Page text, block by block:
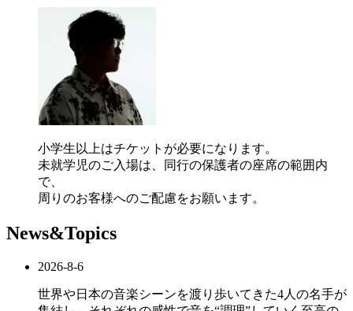
小学生以上はチケットが必要になります。
未就学児のご入場は、同行の保護者の座席の範囲内
で、
周りのお客様へのご配慮をお願います。
News&Topics
2026-8-6
世界や日本の音楽シーンを渡り歩いてきた4人の名手が